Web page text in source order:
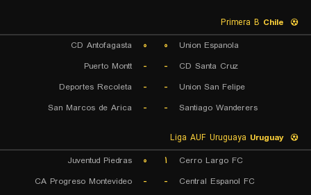
Chile
Union Espanola
۰ ۰
CD Antofagasta
CD Santa Cruz
-
-
Puerto Montt
Union San Felipe
-
-
Deportes Recoleta
Santiago Wanderers
-
-
San Marcos de Arica
Uruguay
Cerro Largo FC
۱ ۰
Juventud Piedras
Central Espanol FC
-
-
CA Progreso Montevideo